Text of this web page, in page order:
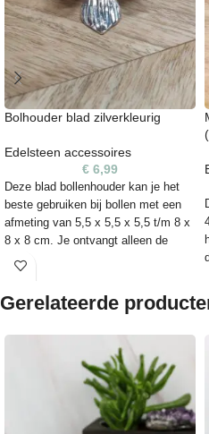
Bolhouder blad zilverkleurig
Edelsteen accessoires
€ 6,99
Deze blad bollenhouder kan je het
beste gebruiken bij bollen met een
afmeting van 5,5 x 5,5 x 5,5 t/m 8 x
8 x 8 cm. Je ontvangt alleen de
houder, de edelstenen zijn apart in
Gerelateerde